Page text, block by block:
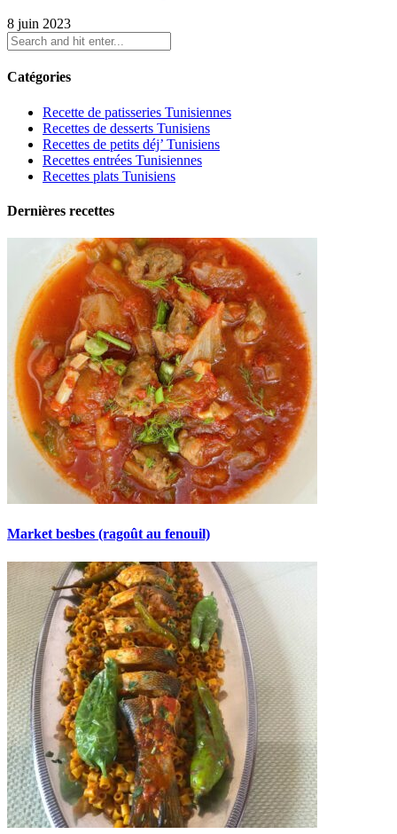
8 juin 2023
Catégories
Recette de patisseries Tunisiennes
Recettes de desserts Tunisiens
Recettes de petits déj’ Tunisiens
Recettes entrées Tunisiennes
Recettes plats Tunisiens
Dernières recettes
Market besbes (ragoût au fenouil)